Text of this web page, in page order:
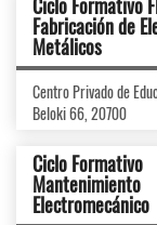
Ciclo Formativo
Fabricación de
Metálicos
Centro Privado de
Beloki 66, 20700
Ciclo Formativo
Mantenimiento
Electromecánico